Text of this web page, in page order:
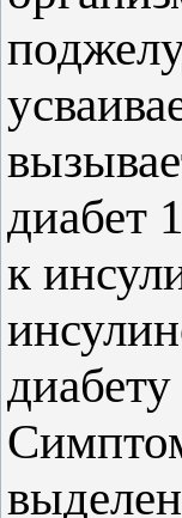
диабет
к